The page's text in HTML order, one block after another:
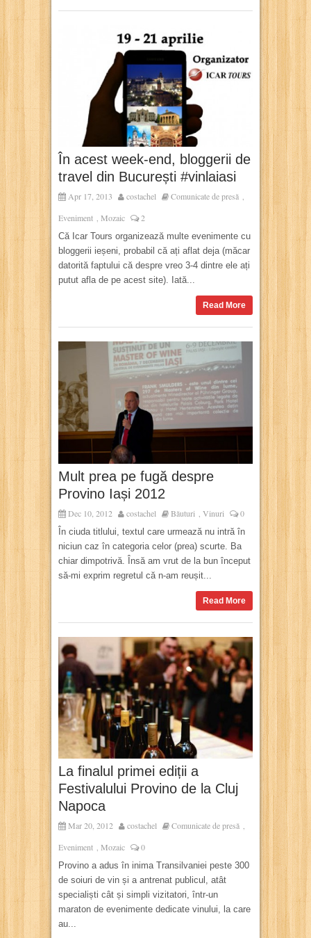
În acest week-end, bloggerii de
travel din București #vinlaiasi
Apr 17, 2013 costachel Comunicate de presă ,
Eveniment , Mozaic 2
Că Icar Tours organizează multe evenimente cu
bloggerii ieșeni, probabil că ați aflat deja (măcar
datorită faptului că despre vreo 3-4 dintre ele ați
putut afla de pe acest site). Iată...
Read More
Mult prea pe fugă despre
Provino Iași 2012
Dec 10, 2012 costachel Băuturi Vinuri 0
În ciuda titlului, textul care urmează nu intră în
niciun caz în categoria celor (prea) scurte. Ba
chiar dimpotrivă. Însă am vrut de la bun început
să-mi exprim regretul că n-am reușit...
Read More
La finalul primei ediții a
Festivalului Provino de la Cluj
Napoca
Mar 20, 2012 costachel Comunicate de presă ,
Eveniment , Mozaic 0
Provino a adus în inima Transilvaniei peste 300
de soiuri de vin și a antrenat publicul, atât
specialiști cât și simpli vizitatori, într-un
maraton de evenimente dedicate vinului, la care
au...